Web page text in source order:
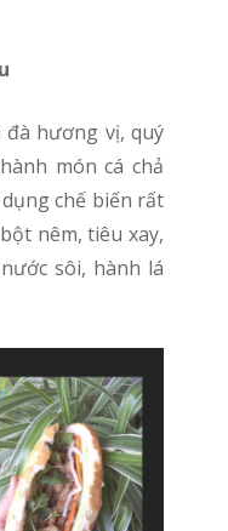
món cá chả
chế biến rất
nêm, tiêu xay,
sôi, hành lá